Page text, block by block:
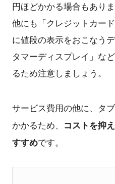
円ほどかかる場合もありま
他にも「クレジットカー
に値段の表示をおこなう
タマーディスプレイ」な
るため注意しましょう。
サービス費用の他に、タ
かかるため、
コストを抑
すすめです。